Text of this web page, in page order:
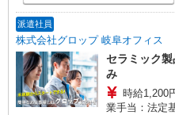
派遣社員
株式会社グロップ 岐阜オフィス
セラミック
み
時給1,200
業手当：法定